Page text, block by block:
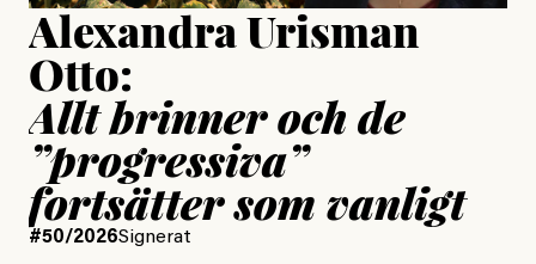
Alexandra Urisman
Otto:
Allt brinner och de
”progressiva”
fortsätter som vanligt
#50/2026Signerat